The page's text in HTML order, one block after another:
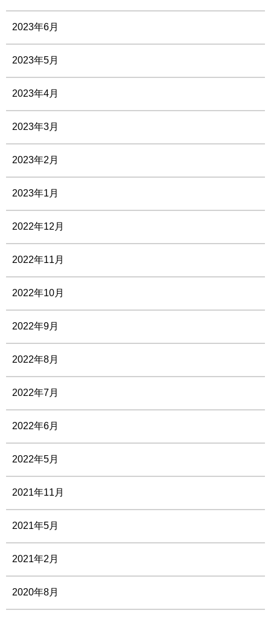
2023年6月
2023年5月
2023年4月
2023年3月
2023年2月
2023年1月
2022年12月
2022年11月
2022年10月
2022年9月
2022年8月
2022年7月
2022年6月
2022年5月
2021年11月
2021年5月
2021年2月
2020年8月